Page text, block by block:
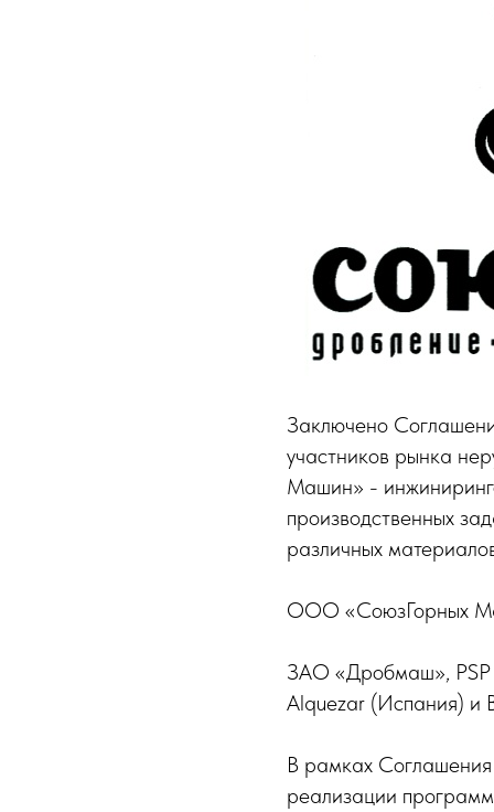
Заключено
участников рынка
Машин» -
производственных
различных
ООО «СоюзГорных
ЗАО «Дробмаш», PSP
Alquezar (Испания) и
В рамках Соглашения
реализации